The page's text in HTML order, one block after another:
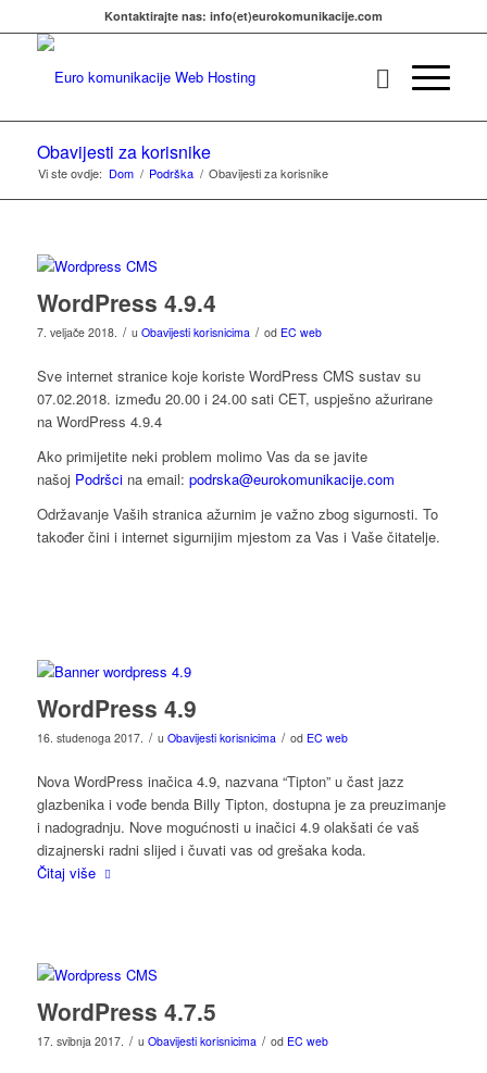
Kontaktirajte nas: info(et)eurokomunikacije.com
Obavijesti za korisnike
Vi ste ovdje: Dom / Podrška / Obavijesti za korisnike
WordPress 4.9.4
7. veljače 2018. / u Obavijesti korisnicima / od EC web
Sve internet stranice koje koriste WordPress CMS sustav su
07.02.2018. između 20.00 i 24.00 sati CET, uspješno ažurirane
na WordPress 4.9.4
Ako primijetite neki problem molimo Vas da se javite
našoj Podršcina email: podrska@eurokomunikacije.com
Održavanje Vaših stranica ažurnim je važno zbog sigurnosti. To
također čini i internet sigurnijim mjestom za Vas i Vaše čitatelje.
WordPress 4.9
16. studenoga 2017. / u Obavijesti korisnicima / od EC web
Nova WordPress inačica 4.9, nazvana “Tipton” u čast jazz
glazbenika i vođe benda Billy Tipton, dostupna je za preuzimanje
i nadogradnju. Nove mogućnosti u inačici 4.9 olakšati će vaš
dizajnerski radni slijed i čuvati vas od grešaka koda.
Čitaj više
WordPress 4.7.5
17. svibnja 2017. / u Obavijesti korisnicima / od EC web